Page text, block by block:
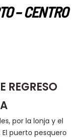
– CENTRO
REGRESO
por la lonja y el
puerto pesquero